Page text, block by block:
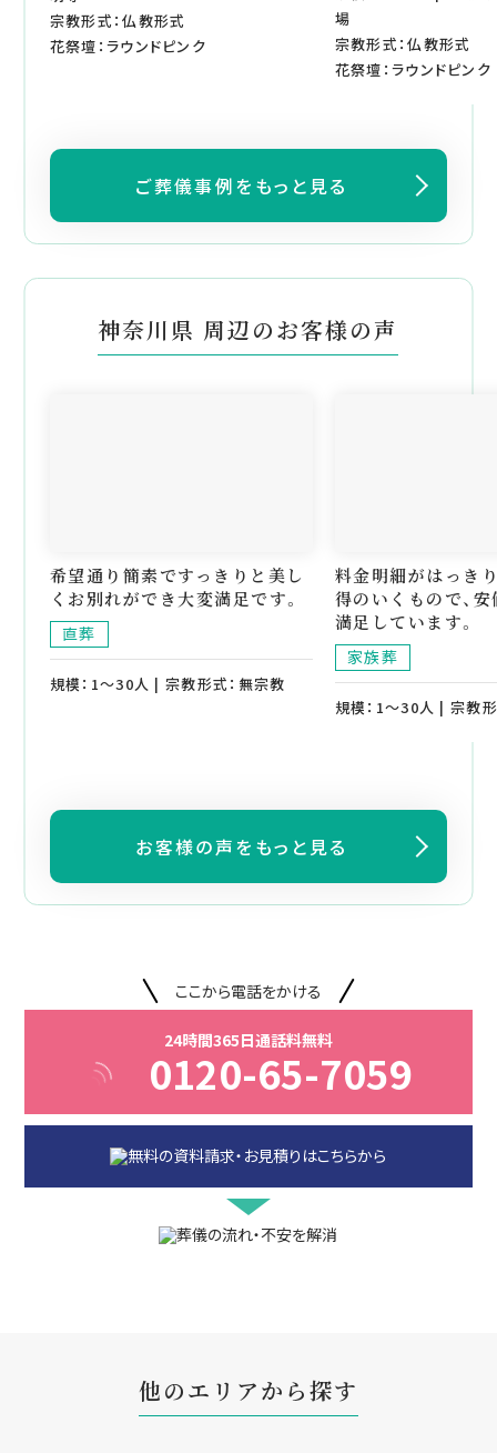
宗教形式：仏教形式
花祭壇：ラウンドピンク
場
宗教形式：仏教形式
花祭壇：ラウンドピンク
ご葬儀事例をもっと見る
神奈川県 周辺のお客様の声
希望通り簡素ですっきりと美し
くお別れができ大変満足です。
直葬
規模：1～30人 | 宗教形式：無宗教
料金明細がはっき
得のいくもので、
満足しています。
家族葬
規模：1～30人 | 宗教
お客様の声をもっと見る
ここから電話をかける
24時間365日通話料無料
0120-65-7059
他のエリアから探す